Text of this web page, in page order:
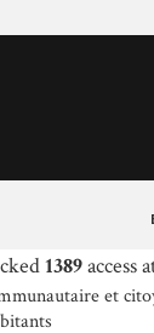
1389access
et